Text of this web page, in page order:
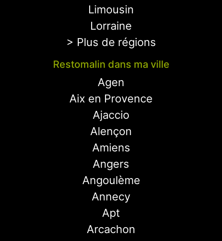
Limousin
Lorraine
> Plus de régions
Restomalin dans ma ville
Agen
Aix en Provence
Ajaccio
Alençon
Amiens
Angers
Angoulème
Annecy
Apt
Arcachon